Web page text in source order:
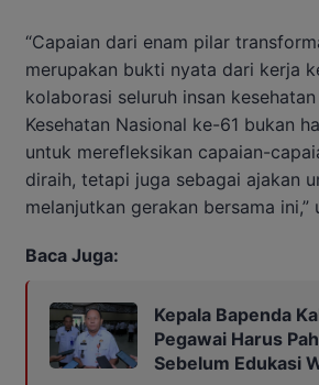
“Capaian dari enam pilar
merupakan bukti nyata dari kerja
kolaborasi seluruh insan
Kesehatan Nasional ke-61 bukan
untuk merefleksikan capaian-
diraih, tetapi juga sebagai ajakan
melanjutkan gerakan bersama ini,”
Baca Juga:
Kepala Bapenda
Pegawai Harus
Sebelum Edukasi